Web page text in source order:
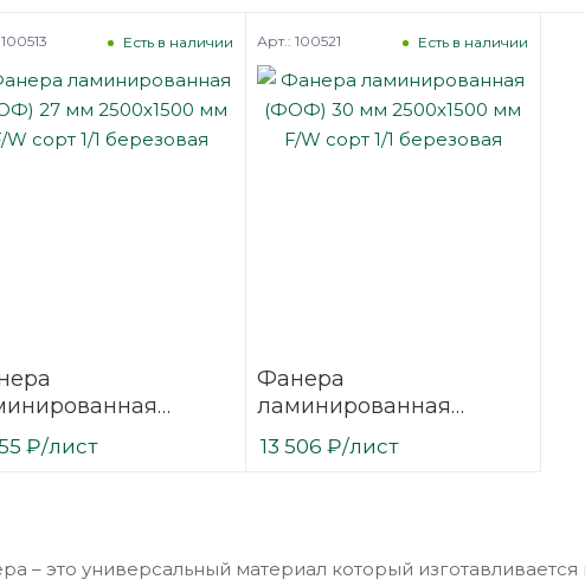
27 мм 2500х1500
W сорт 1/1
Есть в наличии
₽/лист
Фанера
ламинированная
(ФОФ) 30 мм 2500х1500
мм F/W сорт 1/1
Есть в наличии
Арт.: 100521
13 506 ₽/лист
– это универсальный материал который